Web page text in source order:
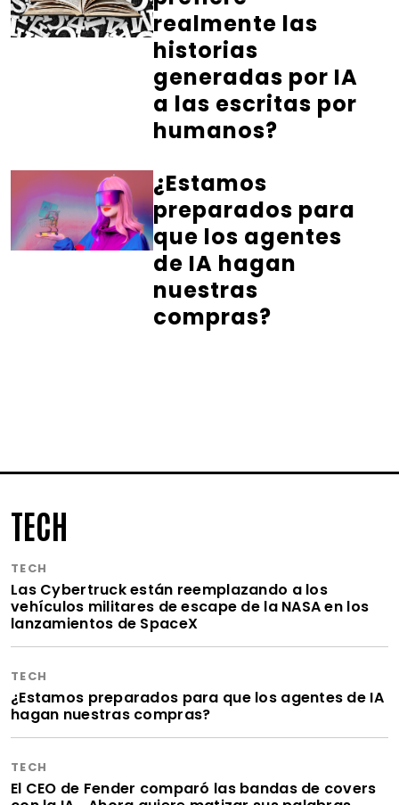
realmente las
historias
generadas por IA
a las escritas por
humanos?
¿Estamos
preparados para
que los agentes
de IA hagan
nuestras
compras?
TECH
TECH
Las Cybertruck están reemplazando a los
vehículos militares de escape de la NASA en los
lanzamientos de SpaceX
TECH
¿Estamos preparados para que los agentes de IA
hagan nuestras compras?
TECH
El CEO de Fender comparó las bandas de covers